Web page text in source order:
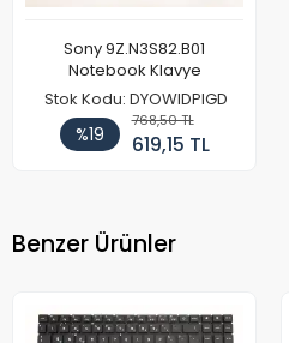
Sony 9Z.N3S82.B01
Notebook Klavye
Stok Kodu: DYOWIDPIGD
%19
768,50 TL
619,15 TL
Benzer Ürünler